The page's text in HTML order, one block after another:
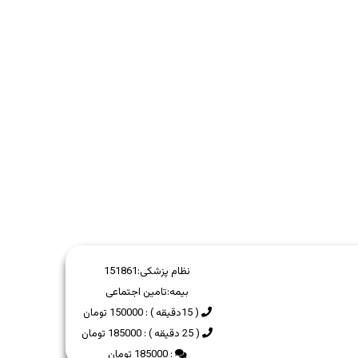
نظام پزشکی:151861
بیمه:تامین اجتماعی
( 15دقیقه ) : 150000 تومان
( 25 دقیقه ) : 185000 تومان
: 185000 تومان